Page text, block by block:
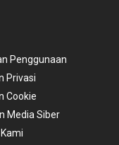
Penggunaan
Privasi
Cookie
Media Siber